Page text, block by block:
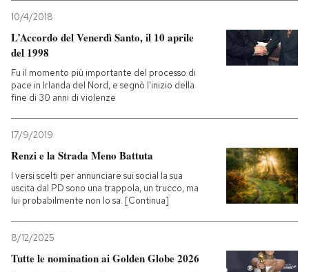
10/4/2018
L’Accordo del Venerdì Santo, il 10 aprile
del 1998
Fu il momento più importante del processo di
pace in Irlanda del Nord, e segnò l'inizio della
fine di 30 anni di violenze
17/9/2019
Renzi e la Strada Meno Battuta
I versi scelti per annunciare sui social la sua
uscita dal PD sono una trappola, un trucco, ma
lui probabilmente non lo sa. [Continua]
8/12/2025
Tutte le nomination ai Golden Globe 2026